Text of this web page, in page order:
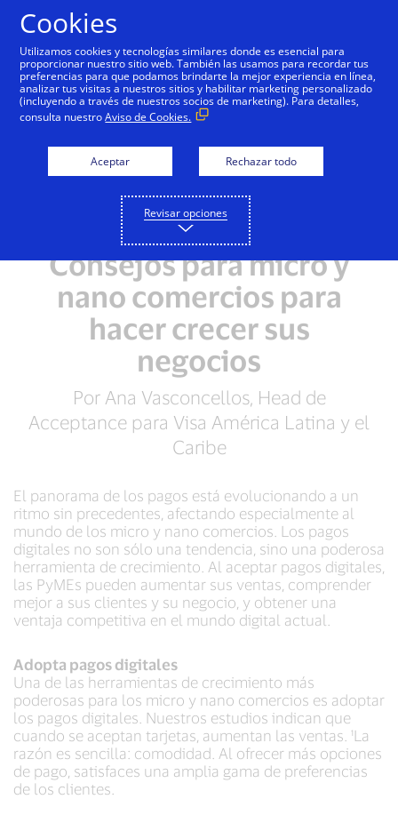
Consejos para micro y
nano comercios para
hacer crecer sus
negocios
Por Ana Vasconcellos, Head de
Acceptance para Visa América Latina y el
Caribe
El panorama de los pagos está evolucionando a un
ritmo sin precedentes, afectando especialmente al
mundo de los micro y nano comercios. Los pagos
digitales no son sólo una tendencia, sino una poderosa
herramienta de crecimiento. Al aceptar pagos digitales,
las PyMEs pueden aumentar sus ventas, comprender
mejor a sus clientes y su negocio, y obtener una
ventaja competitiva en el mundo digital actual.
Adopta pagos digitales
Una de las herramientas de crecimiento más
poderosas para los micro y nano comercios es adoptar
los pagos digitales. Nuestros estudios indican que
cuando se aceptan tarjetas, aumentan las ventas. ¹La
razón es sencilla: comodidad. Al ofrecer más opciones
de pago, satisfaces una amplia gama de preferencias
de los clientes.
Cookies
Utilizamos cookies y tecnologías similares donde es esencial para
proporcionar nuestro sitio web. También las usamos para recordar tus
preferencias para que podamos brindarte la mejor experiencia en línea,
analizar tus visitas a nuestros sitios y habilitar marketing personalizado
(incluyendo a través de nuestros socios de marketing). Para detalles,
consulta nuestroAviso de Cookies.
Aceptar Rechazar todo
Revisar opciones